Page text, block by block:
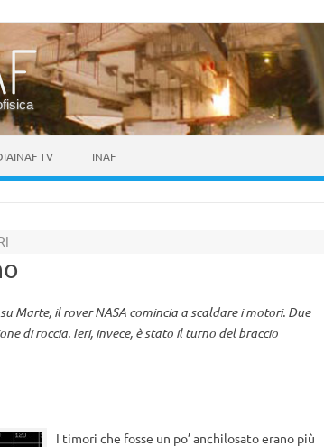
TV INAF
Marte, il rover NASA comincia a scaldare i motori. Due
di roccia. Ieri, invece, è stato il turno del braccio
I timori che fosse un po’ anchilosato erano più